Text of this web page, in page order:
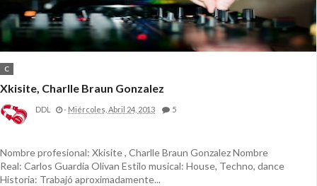
C
Xkisite, Charlle Braun Gonzalez
DDL - Miércoles, Abril 24, 2013 5
Nombre profesional: Xkisite , Charlle Braun Gonzalez Nombre
Real: Carlos Guardia Olivan Estilo musical: House, Techno, dance
Historia: Trabajó aproximadamente...